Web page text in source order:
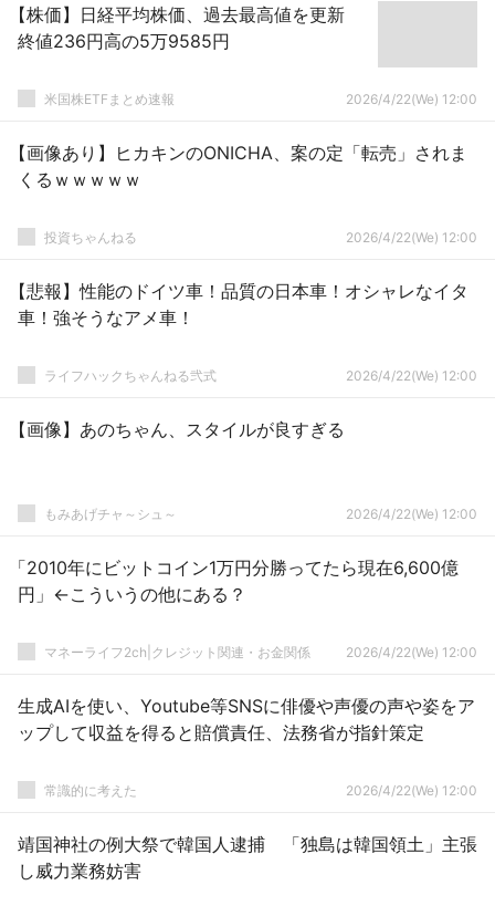
【株価】日経平均株価、過去最高値を更新
終値236円高の5万9585円
米国株ETFまとめ速報 2026/4/22(We) 12:00
【画像あり】ヒカキンのONICHA、案の定「転売」されま
くるｗｗｗｗｗ
投資ちゃんねる 2026/4/22(We) 12:00
【悲報】性能のドイツ車！品質の日本車！オシャレなイタ
車！強そうなアメ車！
ライフハックちゃんねる弐式 2026/4/22(We) 12:00
【画像】あのちゃん、スタイルが良すぎる
もみあげチャ～シュ～ 2026/4/22(We) 12:00
「2010年にビットコイン1万円分勝ってたら現在6,600億
円」←こういうの他にある？
マネーライフ2ch|クレジット関連・お金関係 2026/4/22(We) 12:00
生成AIを使い、Youtube等SNSに俳優や声優の声や姿をア
ップして収益を得ると賠償責任、法務省が指針策定
常識的に考えた 2026/4/22(We) 12:00
靖国神社の例大祭で韓国人逮捕 「独島は韓国領土」主張
し威力業務妨害